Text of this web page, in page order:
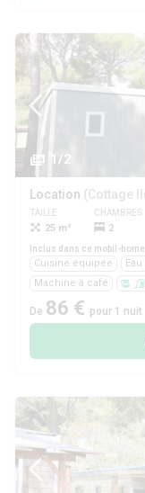
1/2
Location (Cottage
TAILLE
25 m²
CHAMBRES
2
Inclus dans ce mobil-
Cuisine équipée
Machine à café
De 86 € pour 1 nuit